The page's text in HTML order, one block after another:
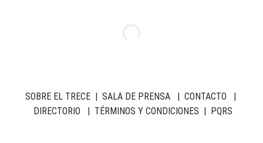
SOBRE EL TRECE| SALA DE PRENSA| CONTACTO |
DIRECTORIO | TÉRMINOS Y CONDICIONES | PQRS